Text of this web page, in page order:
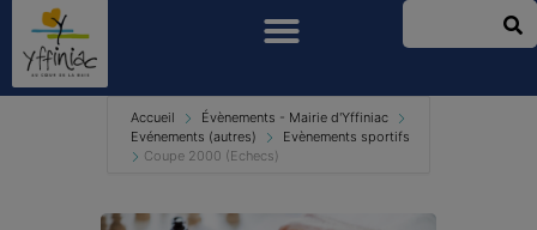
Accueil
Évènements - Mairie d'Yffiniac
Evénements (autres)
Evènements sportifs
Coupe 2000 (Echecs)